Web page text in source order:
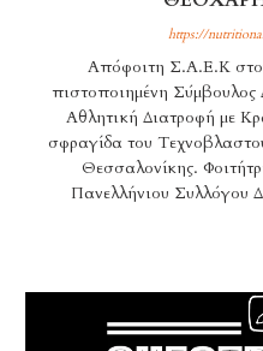
https://
Aπόφοιτη Σ.Α.Ε.Κ
πιστοποιημένη Σύμβουλος
Αθλητική Διατροφή με
σφραγίδα του
Θεσσαλονίκης.
Πανελλήνιου Συλλόγου